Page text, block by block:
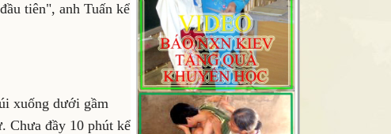
tiên", anh Tuấn kể
xuống dưới gầm
Chưa đầy 10 phút kể